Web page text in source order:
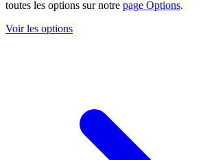
toutes les options sur notre page Options.
Voir les options